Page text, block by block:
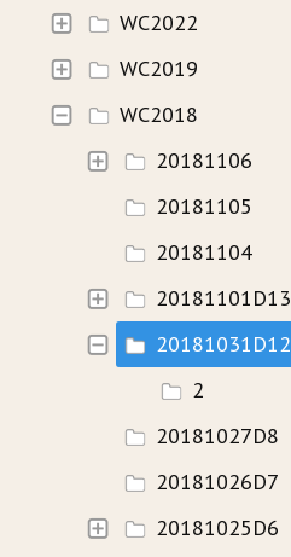
HISTORIE
WAVECAMP 2024
WAVECAMP 2023
WAVECAMP 2018
WAVECAMP 2017
FOTOGALERIE
WC2022
WC2019
WC2018
20181106
20181105
20181104
20181101D13
20181031D12
2
20181027D8
20181026D7
20181025D6